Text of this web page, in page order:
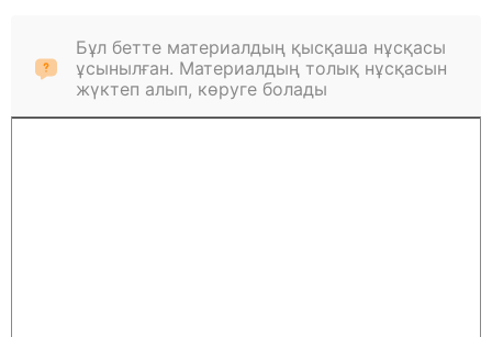
Бұл бетте материалдың қысқаша нұсқасы
ұсынылған. Материалдың толық нұсқасын
жүктеп алып, көруге болады